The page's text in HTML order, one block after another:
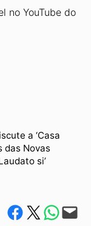
no YouTube do
a ‘Casa
das Novas
si’
Compartilhe no Facebook
Compartilhe no Twitter
Compartile via
Envie via e-mail